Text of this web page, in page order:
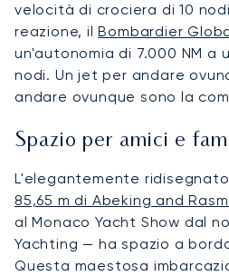
velocità di crociera di 10
reazione, ilBombardier
un'autonomia di 7.000 NM a
nodi. Un jet per andare
andare ovunque sono la
Spazio per amici e
L'elegantemente
85,65 m di Abeking and
al Monaco Yacht Show dal
Yachting — ha spazio a
Questa maestosa